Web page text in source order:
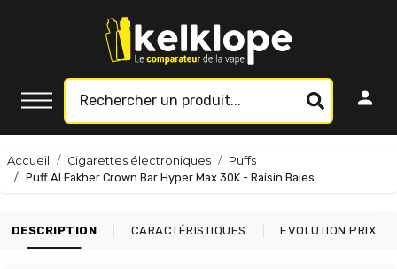
Accueil Cigarettes électroniques
Puffs
Puff Al Fakher Crown Bar Hyper Max 30K - Raisin Baies
DESCRIPTION CARACTÉRISTIQUES EVOLUTION PRIX